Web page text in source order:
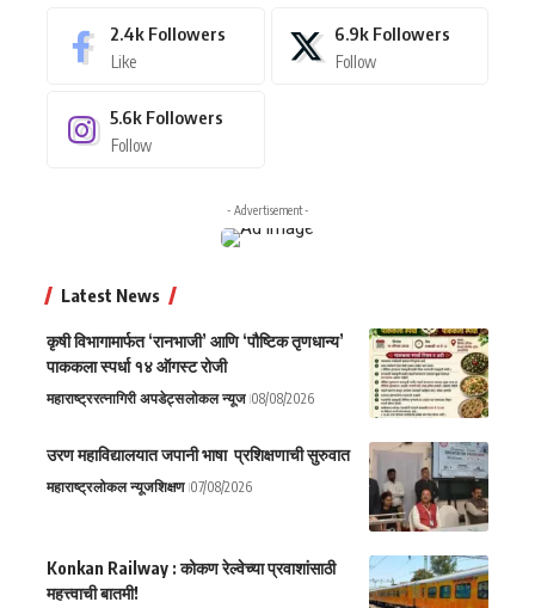
2.4k Followers
Like
6.9k Followers
Follow
5.6k Followers
Follow
- Advertisement -
Latest News
कृषी विभागामार्फत ‘रानभाजी’ आणि ‘पौष्टिक तृणधान्य’
पाककला स्पर्धा १४ ऑगस्ट रोजी
महाराष्ट्ररत्नागिरी अपडेट्सलोकल न्यूज 08/08/2026
उरण महाविद्यालयात जपानी भाषा प्रशिक्षणाची सुरुवात
महाराष्ट्रलोकल न्यूजशिक्षण 07/08/2026
Konkan Railway : कोकण रेल्वेच्या प्रवाशांसाठी
महत्त्वाची बातमी!